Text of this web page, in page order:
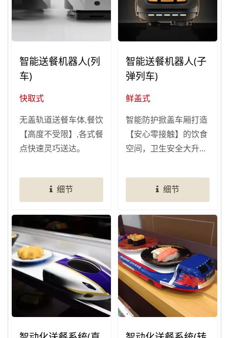
智能送餐机器人(列
车)
快取式
无盖轨道送餐车体,餐饮
【高度不受限】,各式餐
点快速灵巧送达。
细节
智能送餐机器人(子
弹列车)
鲜盖式
智能防护掀盖车厢打造
【安心零接触】的饮食
空间，卫生安全大升
细节